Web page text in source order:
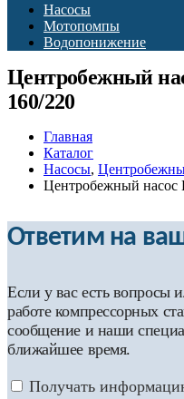
Насосы
Мотопомпы
Водопонижение
Центробежный
160/220
Главная
Каталог
Насосы,
Центробежный насос
Ответим на
Если у вас есть вопросы
работе компрессорных
сообщение и наши
ближайшее время.
Получать